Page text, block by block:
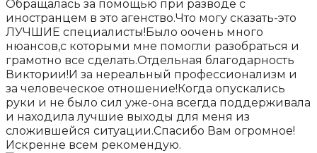
Обращалась за помощью при разводе с
иностранцем в это агенство.Что могу сказать-это
ЛУЧШИЕ специалисты!Было оочень много
нюансов,с которыми мне помогли разобраться и
грамотно все сделать.Отдельная благодарность
Виктории!И за нереальный профессионализм и
за человеческое отношение!Когда опускались
руки и не было сил уже-она всегда поддерживала
и находила лучшие выходы для меня из
сложившейся ситуации.Спасибо Вам огромное!
Искренне всем рекомендую.